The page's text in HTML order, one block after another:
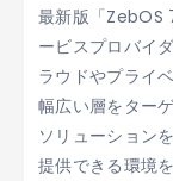
最新版「ZebOS
ービスプロバイ
ラウドやプライ
幅広い層をター
ソリューション
提供できる環境